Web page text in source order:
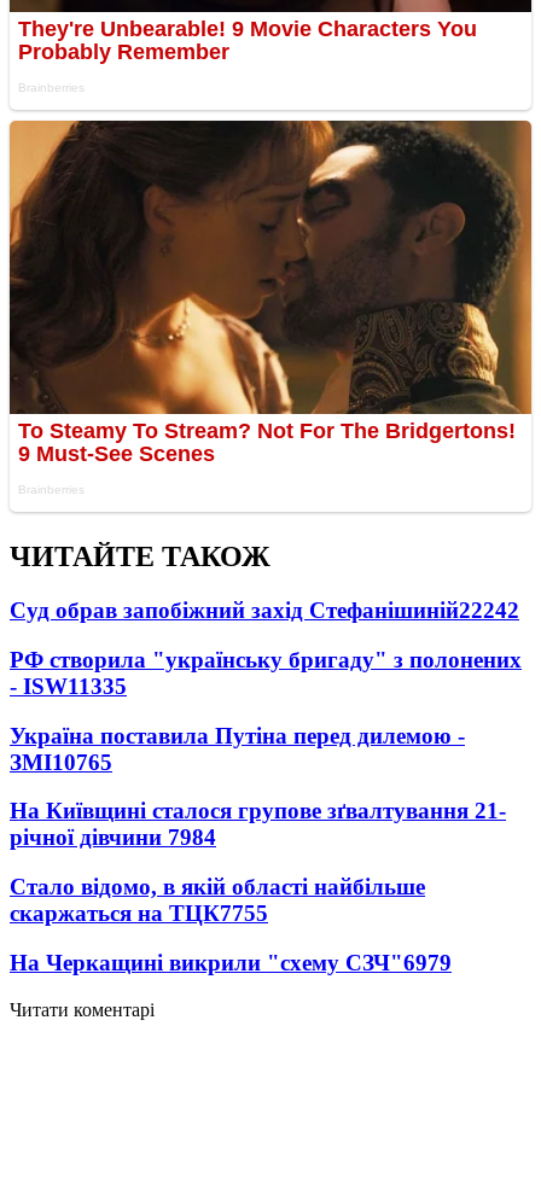
ЧИТАЙТЕ ТАКОЖ
Суд обрав запобіжний захід Стефанішиній22242
РФ створила "українську бригаду" з полонених
- ISW11335
Україна поставила Путіна перед дилемою -
ЗМІ10765
На Київщині сталося групове зґвалтування 21-
річної дівчини 7984
Стало відомо, в якій області найбільше
скаржаться на ТЦК7755
На Черкащині викрили "схему СЗЧ"6979
Читати коментарі